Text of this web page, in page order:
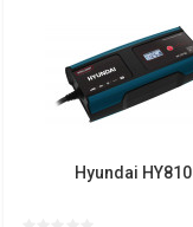
Hyundai HY810